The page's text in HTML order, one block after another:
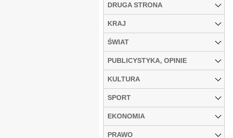
DRUGA STRONA
KRAJ
ŚWIAT
PUBLICYSTYKA, OPINIE
KULTURA
SPORT
EKONOMIA
PRAWO